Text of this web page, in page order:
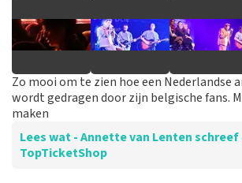
Zo mooi om te zien hoe een Nederlandse
wordt gedragen door zijn belgische fans.
maken
Lees wat - Annette van Lenten schreef over
TopTicketShop